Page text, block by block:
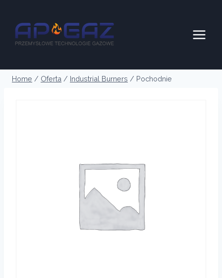
content
Home / Oferta / Industrial Burners / Pochodnie